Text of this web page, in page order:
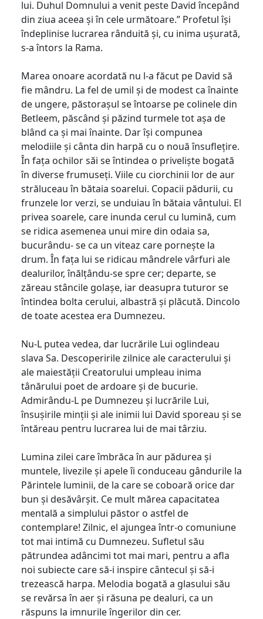
lui. Duhul Domnului a venit peste David începând
din ziua aceea și în cele următoare.” Profetul își
îndeplinise lucrarea rânduită și, cu inima ușurată,
s-a întors la Rama.
Marea onoare acordată nu l-a făcut pe David să
fie mândru. La fel de umil și de modest ca înainte
de ungere, păstorașul se întoarse pe colinele din
Betleem, păscând și păzind turmele tot așa de
blând ca și mai înainte. Dar își compunea
melodiile și cânta din harpă cu o nouă însuflețire.
În fața ochilor săi se întindea o priveliște bogată
în diverse frumuseți. Viile cu ciorchinii lor de aur
străluceau în bătaia soarelui. Copacii pădurii, cu
frunzele lor verzi, se unduiau în bătaia vântului. El
privea soarele, care inunda cerul cu lumină, cum
se ridica asemenea unui mire din odaia sa,
bucurându- se ca un viteaz care pornește la
drum. În fața lui se ridicau mândrele vârfuri ale
dealurilor, înălțându-se spre cer; departe, se
zăreau stâncile golașe, iar deasupra tuturor se
întindea bolta cerului, albastră și plăcută. Dincolo
de toate acestea era Dumnezeu.
Nu-L putea vedea, dar lucrările Lui oglindeau
slava Sa. Descoperirile zilnice ale caracterului și
ale maiestății Creatorului umpleau inima
tânărului poet de ardoare și de bucurie.
Admirându-L pe Dumnezeu și lucrările Lui,
însușirile minții și ale inimii lui David sporeau și se
întăreau pentru lucrarea lui de mai târziu.
Lumina zilei care îmbrăca în aur pădurea și
muntele, livezile și apele îi conduceau gândurile la
Părintele luminii, de la care se coboară orice dar
bun și desăvârșit. Ce mult mărea capacitatea
mentală a simplului păstor o astfel de
contemplare! Zilnic, el ajungea într-o comuniune
tot mai intimă cu Dumnezeu. Sufletul său
pătrundea adâncimi tot mai mari, pentru a afla
noi subiecte care să-i inspire cântecul și să-i
trezească harpa. Melodia bogată a glasului său
se revărsa în aer și răsuna pe dealuri, ca un
răspuns la imnurile îngerilor din cer.